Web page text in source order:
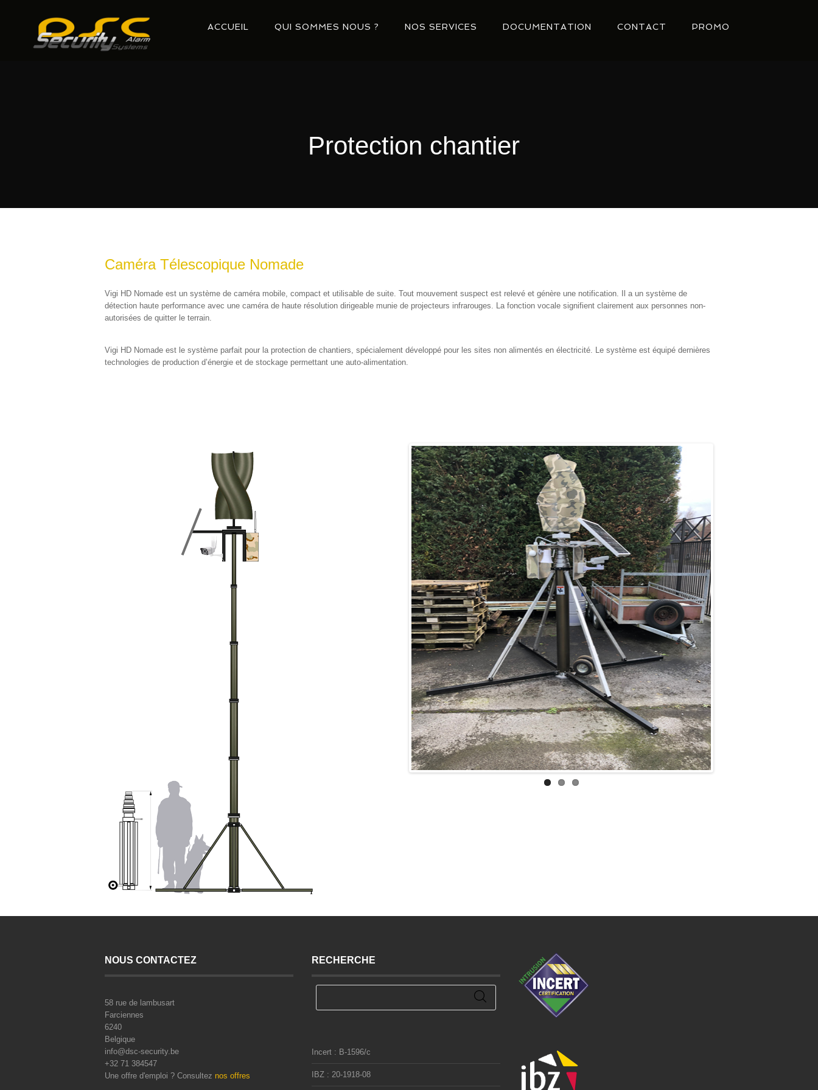
ACCUEIL QUI SOMMES NOUS ? NOS SERVICES DOCUMENTATION CONTACT PROMO
Protection chantier
Caméra Télescopique Nomade
Vigi HD Nomade est un système de caméra mobile, compact et utilisable de suite. Tout mouvement suspect est relevé et génère une notification. Il a un système de
détection haute performance avec une caméra de haute résolution dirigeable munie de projecteurs infrarouges. La fonction vocale signifient clairement aux personnes non-
autorisées de quitter le terrain.
Vigi HD Nomade est le système parfait pour la protection de chantiers, spécialement développé pour les sites non alimentés en électricité. Le système est équipé dernières
technologies de production d’énergie et de stockage permettant une auto-alimentation.
NOUS CONTACTEZ
58 rue de lambusart
Farciennes
6240
Belgique
info@dsc-security.be
+32 71 384547
Une offre d'emploi ? Consultez nos offres
RECHERCHE
Incert : B-1596/c
IBZ : 20-1918-08